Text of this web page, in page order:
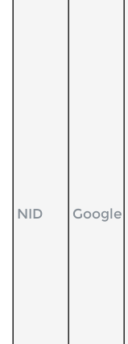
NID Google